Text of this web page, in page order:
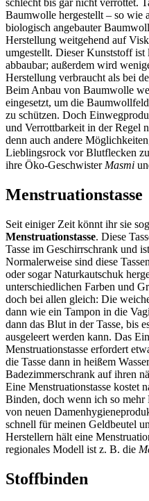
Baumwolle hergestellt – so wie
biologisch angebauter
Herstellung weitgehend auf
umgestellt. Dieser Kunststoff ist
abbaubar; außerdem wird
Herstellung verbraucht als bei
Beim Anbau von Baumwolle
eingesetzt, um die
zu schützen. Doch
und Verrottbarkeit in der Regel
denn auch andere
Lieblingsrock vor Blutflecken
ihre Öko-Geschwister Masmi
Menstruationstasse
Seit einiger Zeit könnt ihr sie
Menstruationstasse. Diese
Tasse im Geschirrschrank und
Normalerweise sind diese
oder sogar Naturkautschuk
unterschiedlichen Farben und
doch bei allen gleich: Die
dann wie ein Tampon in die
dann das Blut in der Tasse, bis
ausgeleert werden kann. Das
Menstruationstasse erfordert
die Tasse dann in heißem
Badezimmerschrank auf ihren
Eine Menstruationstasse kostet
Binden, doch wenn ich so
von neuen
schnell für meinen Geldbeutel
Herstellern hält eine
regionales Modell ist z. B. die
Stoffbinden